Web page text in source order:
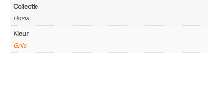
Collectie
Basis
Kleur
Grijs